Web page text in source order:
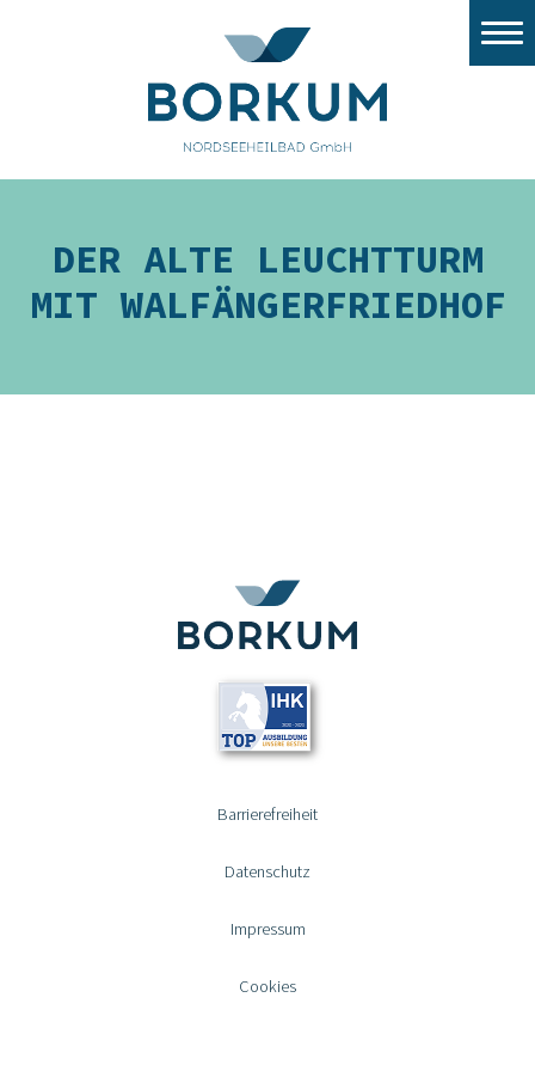
Stadtwerke Borkum
Nordsee Windport
Flugplatz
Gezeitenland
Stellenangebote/Ausbildung
DER ALTE LEUCHTTURM
MIT WALFÄNGERFRIEDHOF
Barrierefreiheit
Datenschutz
Impressum
Cookies